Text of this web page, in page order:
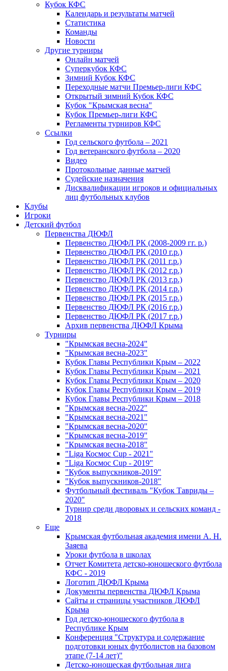
Кубок КФС
Календарь и результаты матчей
Статистика
Команды
Новости
Другие турниры
Онлайн матчей
Суперкубок КФС
Зимний Кубок КФС
Переходные матчи Премьер-лиги КФС
Открытый зимний Кубок КФС
Кубок "Крымская весна"
Кубок Премьер-лиги КФС
Регламенты турниров КФС
Ссылки
Год сельского футбола – 2021
Год ветеранского футбола – 2020
Видео
Протокольные данные матчей
Судейские назначения
Дисквалификации игроков и официальных
лиц футбольных клубов
Клубы
Игроки
Детский футбол
Первенства ДЮФЛ
Первенство ДЮФЛ РК (2008-2009 гг. р.)
Первенство ДЮФЛ РК (2010 г.р.)
Первенство ДЮФЛ РК (2011 г.р.)
Первенство ДЮФЛ РК (2012 г.р.)
Первенство ДЮФЛ РК (2013 г.р.)
Первенство ДЮФЛ РК (2014 г.р.)
Первенство ДЮФЛ РК (2015 г.р.)
Первенство ДЮФЛ РК (2016 г.р.)
Первенство ДЮФЛ РК (2017 г.р.)
Архив первенства ДЮФЛ Крыма
Турниры
"Крымская весна-2024"
"Крымская весна-2023"
Кубок Главы Республики Крым – 2022
Кубок Главы Республики Крым – 2021
Кубок Главы Республики Крым – 2020
Кубок Главы Республики Крым – 2019
Кубок Главы Республики Крым – 2018
"Крымская весна-2022"
"Крымская весна-2021"
"Крымская весна-2020"
"Крымская весна-2019"
"Крымская весна-2018"
"Liga Космос Cup - 2021"
"Liga Космос Cup - 2019"
"Кубок выпускников-2019"
"Кубок выпускников-2018"
Футбольный фестиваль "Кубок Тавриды –
2020"
Турнир среди дворовых и сельских команд -
2018
Еще
Крымская футбольная академия имени А. Н.
Заяева
Уроки футбола в школах
Отчет Комитета детско-юношеского футбола
КФС - 2019
Логотип ДЮФЛ Крыма
Документы первенства ДЮФЛ Крыма
Сайты и страницы участников ДЮФЛ
Крыма
Год детско-юношеского футбола в
Республике Крым
Конференция "Структура и содержание
подготовки юных футболистов на базовом
этапе (7-14 лет)"
Детско-юношеская футбольная лига